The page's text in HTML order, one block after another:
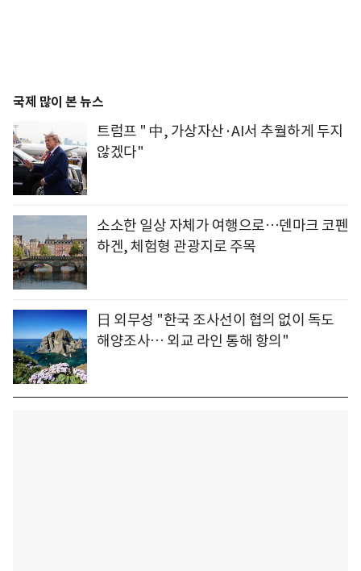
국제 많이 본 뉴스
트럼프 " 中, 가상자산·AI서 추월하게 두지
않겠다"
소소한 일상 자체가 여행으로…덴마크 코펜
하겐, 체험형 관광지로 주목
日 외무성 "한국 조사선이 협의 없이 독도
해양조사… 외교 라인 통해 항의"